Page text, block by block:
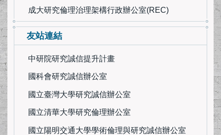
學術誠信線上課程
學術誠信相關資源
學術誠信電子報
常見問答(FAQ)
相關新聞
成大研究倫理治理架構行政辦公室(REC)
友站連結
中研院研究誠信提升計畫
國科會研究誠信辦公室
國立臺灣大學研究誠信辦公室
國立清華大學研究倫理辦公室
國立陽明交通大學學術倫理與研究誠信辦公室